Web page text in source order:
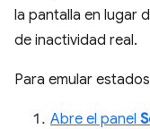
la pantalla en lugar
de inactividad real.
Para emular
Abre el panel